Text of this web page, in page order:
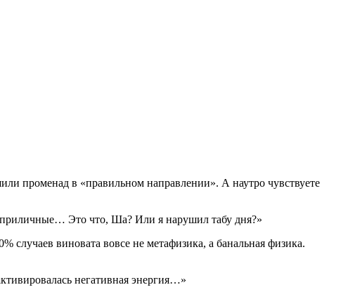
променад в «правильном направлении». А наутро чувствуете
приличные… Это что, Ша? Или я нарушил табу дня?»
случаев виновата вовсе не метафизика, а ­банальная физика.
негативная энергия…»